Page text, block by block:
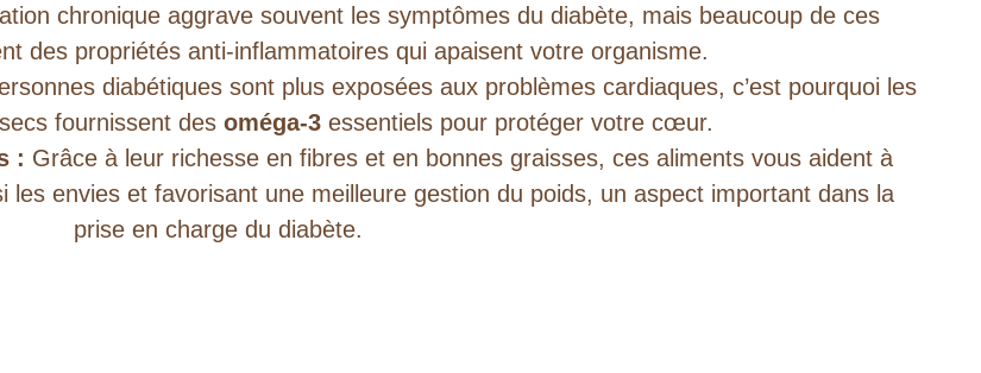
chronique aggrave souvent les symptômes du diabète, mais beaucoup de ces
des propriétés anti-inflammatoires qui apaisent votre organisme.
diabétiques sont plus exposées aux problèmes cardiaques, c’est pourquoi les
fournissent des oméga-3 essentiels pour protéger votre cœur.
: Grâce à leur richesse en fibres et en bonnes graisses, ces aliments vous aident à
les envies et favorisant une meilleure gestion du poids, un aspect important dans la
prise en charge du diabète.